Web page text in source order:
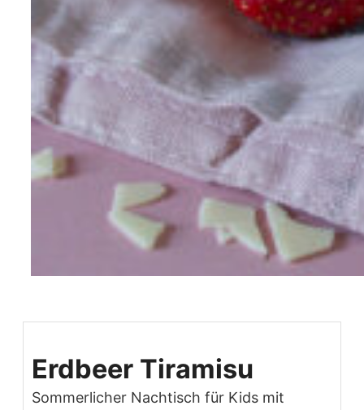
Erdbeer Tiramisu
Sommerlicher Nachtisch für Kids mit